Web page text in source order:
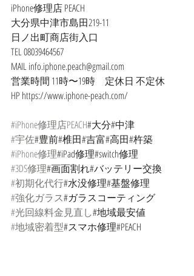
iPhone修理店 PEACH
大分県中津市島田219-11
日ノ出町商店街入口
TEL 08039464567
MAIL info.iphone.peach@gmail.com
営業時間 11時〜19時　定休日 不定休
HP https://www.iphone-peach.com/
#iPhone修理店PEACH#大分#中津
#宇佐#豊前#椎田#吉富#高田#杵築
#iPhone修理#iPad修理#switch修理
#3DS修理#画面割れ#バッテリー交換
#初期化代行#水没修理#基盤修理
#強化ガラス#ガラスコーティング
#光回線料金見直し#地域最安値
#地域密着型#スマホ修理#PEACH